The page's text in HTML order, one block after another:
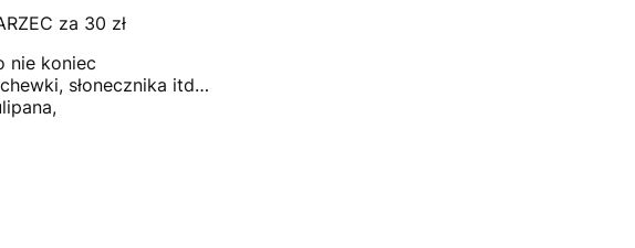
za 30 zł
nie koniec
słonecznika itd…